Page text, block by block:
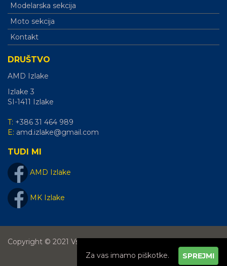
Modelarska sekcija
Moto sekcija
Kontakt
DRUŠTVO
AMD Izlake
Izlake 3
SI-1411 Izlake
T: +386 31 464 989
E: amd.izlake@gmail.com
TUDI MI
AMD Izlake
MK Izlake
Copyright © 2021 Vse pravice pridržane.
|Splošni pogoji Piškotki
SPREJMI